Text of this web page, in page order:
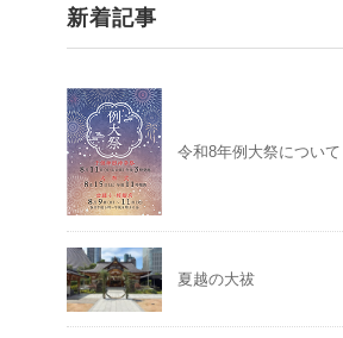
新着記事
令和8年例大祭について
夏越の大祓